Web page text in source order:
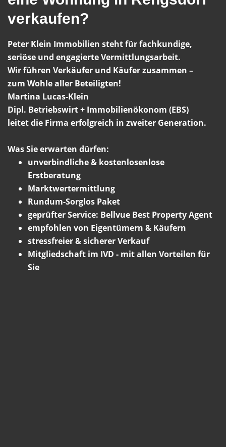
verkaufen?
Peter Klein Immobilien steht für fachkundige,
seriöse und engagierte Vermittlungsarbeit.
Wir führen Verkäufer und Käufer zusammen –
zum Wohle aller Beteiligten!
Martina Lucas-Klein
Dipl. Betriebswirt + Immobilienökonom (EBS)
leitet die Firma erfolgreich in zweiter Generation.
Was Sie erwarten dürfen:
unverbindliche & kostenlosenlose
Erstberatung
Marktwertermittlung
Rundum-Sorglos Paket
geprüfter Service: Bellvue Best Property Agent
empfohlen von Eigentümern & Käufern
stressfreier & sicherer Verkauf
Mitgliedschaft im IVD - mit allen Vorteilen für
Sie